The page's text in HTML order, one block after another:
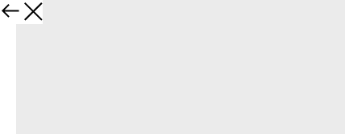
Назад